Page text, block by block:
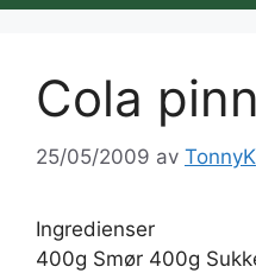
Cola
25/05/2009 av TonnyK
Ingredienser
400g Smør 400g